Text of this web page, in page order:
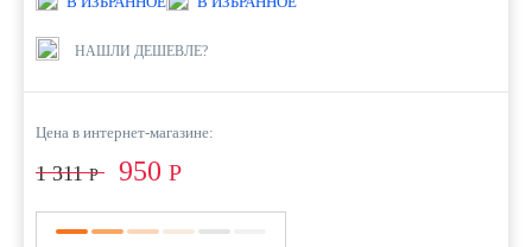
НАШЛИ ДЕШЕВЛЕ?
Цена в интернет-магазине:
1 311Р 950 Р